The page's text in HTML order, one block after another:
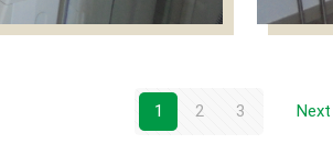
1 2 3